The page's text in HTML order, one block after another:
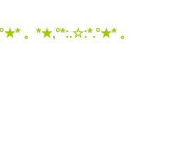
。*★,°*:.☆:*.°★* 。